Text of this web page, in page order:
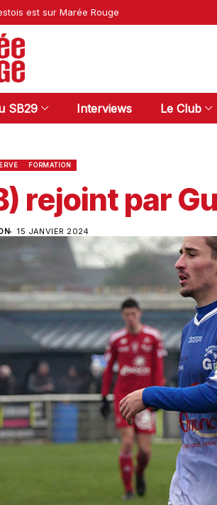
est sur Marée Rouge
SB29 Interviews Le Club
FORMATION
rejoint par
15 JANVIER 2024